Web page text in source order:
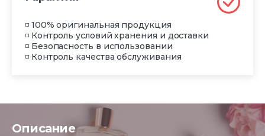
◽ 100% оригинальная продукция
◽ Контроль условий хранения и доставки
◽ Безопасность в использовании
◽ Контроль качества обслуживания
Описание